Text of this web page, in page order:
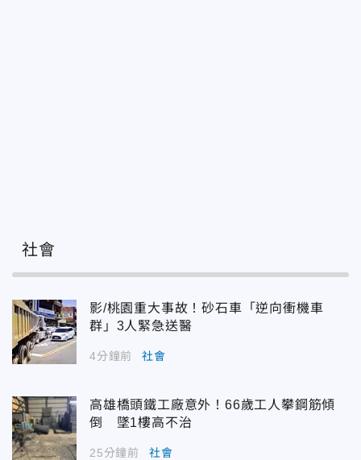
社會
影/桃園重大事故！砂石車「逆向衝機車
群」3人緊急送醫
4分鐘前 社會
高雄橋頭鐵工廠意外！66歲工人攀鋼筋傾
倒 墜1樓高不治
25分鐘前 社會